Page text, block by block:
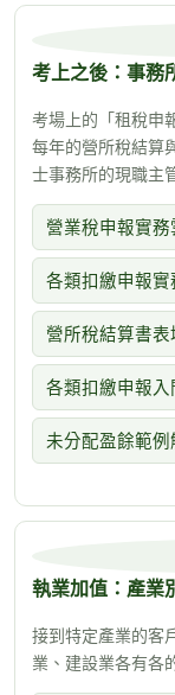
考上之後：事務
考場上的「租稅申
每年的營所稅結算
士事務所的現職主
營業稅申報實務
各類扣繳申報實
營所稅結算書
各類扣繳申報入
未分配盈餘範
執業加值：產業
接到特定產業的
業、建設業各有各